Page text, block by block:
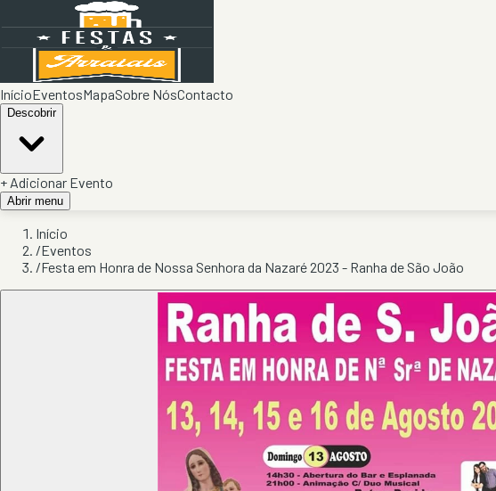
InícioEventosMapaSobre NósContacto
Descobrir
+ Adicionar Evento
Abrir menu
Início
/Eventos
/Festa em Honra de Nossa Senhora da Nazaré 2023 - Ranha de São João